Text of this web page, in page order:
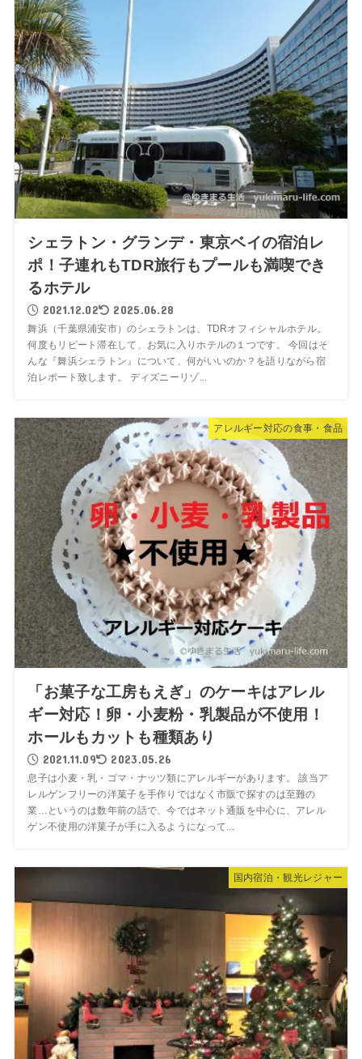
シェラトン・グランデ・東京ベイの宿泊レ
ポ！子連れもTDR旅行もプールも満喫でき
るホテル
2021.12.02 2025.06.28
舞浜（千葉県浦安市）のシェラトンは、TDRオフィシャルホテル。
何度もリピート滞在して、お気に入りホテルの１つです。 今回はそ
んな『舞浜シェラトン』について、何がいいのか？を語りながら宿
泊レポート致します。 ディズニーリゾ...
アレルギー対応の食事・食品
「お菓子な工房もえぎ」のケーキはアレル
ギー対応！卵・小麦粉・乳製品が不使用！
ホールもカットも種類あり
2021.11.09 2023.05.26
息子は小麦・乳・ゴマ・ナッツ類にアレルギーがあります。 該当ア
レルゲンフリーの洋菓子を手作りではなく市販で探すのは至難の
業…というのは数年前の話で、今ではネット通販を中心に、アレル
ゲン不使用の洋菓子が手に入るようになって...
国内宿泊・観光レジャー